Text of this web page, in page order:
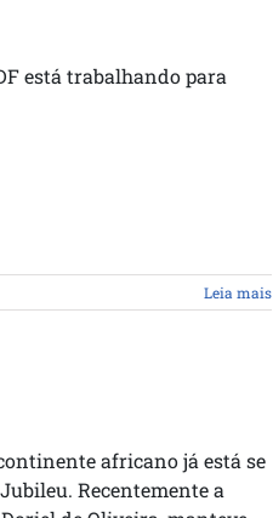
está trabalhando para
Leia mais
africano já está se
Recentemente a